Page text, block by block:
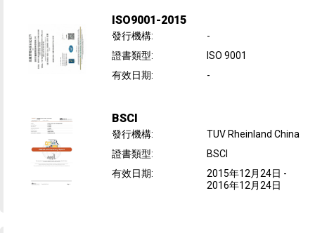
ISO9001-2015
發行機構:
-
證書類型:
ISO 9001
有效日期: -
BSCI
發行機構:
TUV Rheinland China
證書類型:
BSCI
有效日期: 2015年12月24日 -
2016年12月24日